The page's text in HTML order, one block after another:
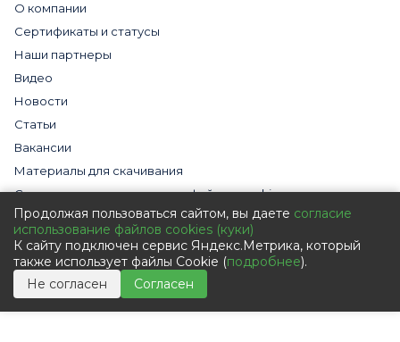
О компании
Сертификаты и статусы
Наши партнеры
Видео
Новости
Статьи
Вакансии
Материалы для скачивания
Cогласие на использование файлов cookies
Обработка персональных данных с помощью сервиса
«Яндекс.Метрика»
Политика в отношении обработки персональных данных
Пользовательское соглашение
Согласие на обработку персональных данных
Продолжая пользоваться сайтом, вы даете согласие
использование файлов cookies (куки)
К сайту подключен сервис Яндекс.Метрика, который
также использует файлы Cookie (подробнее).
Не согласен
Согласен